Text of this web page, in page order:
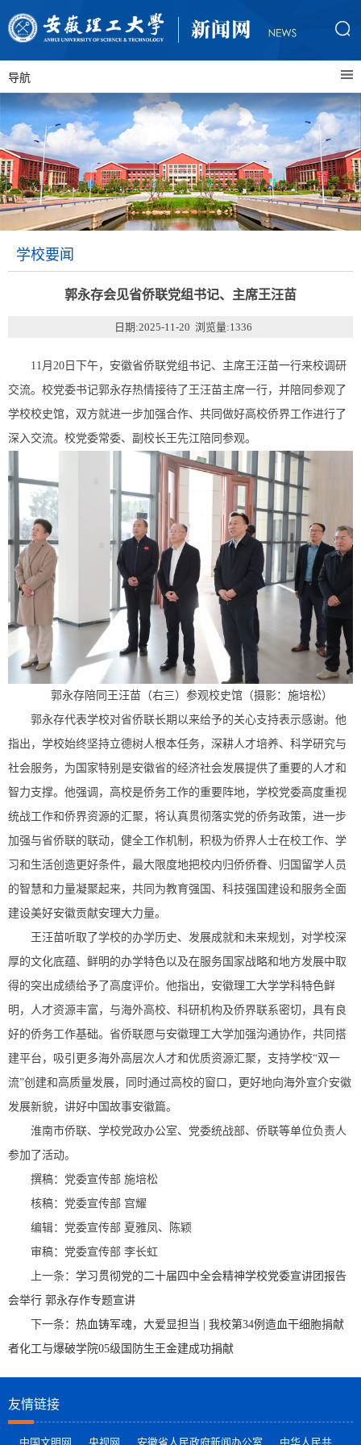
导航
学校要闻
郭永存会见省侨联党组书记、主席王汪苗
日期:2025-11-20 浏览量:1336
11月20日下午，安徽省侨联党组书记、主席王汪苗一行来校调研
交流。校党委书记郭永存热情接待了王汪苗主席一行，并陪同参观了
学校校史馆，双方就进一步加强合作、共同做好高校侨界工作进行了
深入交流。校党委常委、副校长王先江陪同参观。
郭永存陪同王汪苗（右三）参观校史馆（摄影：施培松）
郭永存代表学校对省侨联长期以来给予的关心支持表示感谢。他
指出，学校始终坚持立德树人根本任务，深耕人才培养、科学研究与
社会服务，为国家特别是安徽省的经济社会发展提供了重要的人才和
智力支撑。他强调，高校是侨务工作的重要阵地，学校党委高度重视
统战工作和侨界资源的汇聚，将认真贯彻落实党的侨务政策，进一步
加强与省侨联的联动，健全工作机制，积极为侨界人士在校工作、学
习和生活创造更好条件，最大限度地把校内归侨侨眷、归国留学人员
的智慧和力量凝聚起来，共同为教育强国、科技强国建设和服务全面
建设美好安徽贡献安理大力量。
王汪苗听取了学校的办学历史、发展成就和未来规划，对学校深
厚的文化底蕴、鲜明的办学特色以及在服务国家战略和地方发展中取
得的突出成绩给予了高度评价。他指出，安徽理工大学学科特色鲜
明，人才资源丰富，与海外高校、科研机构及侨界联系密切，具有良
好的侨务工作基础。省侨联愿与安徽理工大学加强沟通协作，共同搭
建平台，吸引更多海外高层次人才和优质资源汇聚，支持学校“双一
流”创建和高质量发展，同时通过高校的窗口，更好地向海外宣介安徽
发展新貌，讲好中国故事安徽篇。
淮南市侨联、学校党政办公室、党委统战部、侨联等单位负责人
参加了活动。
撰稿：党委宣传部 施培松
核稿：党委宣传部 宫耀
编辑：党委宣传部 夏雅凤、陈颖
审稿：党委宣传部 李长虹
上一条： 学习贯彻党的二十届四中全会精神学校党委宣讲团报告
会举行 郭永存作专题宣讲
下一条： 热血铸军魂，大爱显担当 | 我校第34例造血干细胞捐献
者化工与爆破学院05级国防生王金建成功捐献
友情链接
中国文明网 央视网 安徽省人民政府新闻办公室 中华人民共